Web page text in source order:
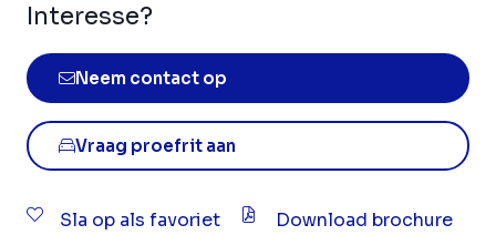
Interesse?
Neem contact op
Vraag proefrit aan
Sla op als favoriet Download brochure